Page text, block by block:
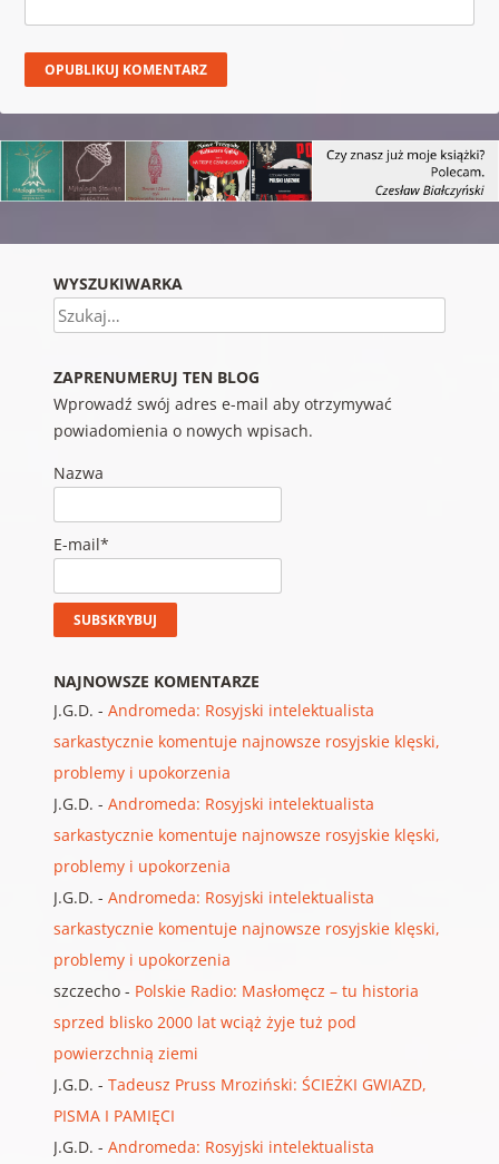
WYSZUKIWARKA
Szukaj
ZAPRENUMERUJ TEN BLOG
Wprowadź swój adres e-mail aby otrzymywać
powiadomienia o nowych wpisach.
Nazwa
E-mail*
NAJNOWSZE KOMENTARZE
J.G.D. - Andromeda: Rosyjski intelektualista
sarkastycznie komentuje najnowsze rosyjskie klęski,
problemy i upokorzenia
J.G.D. - Andromeda: Rosyjski intelektualista
sarkastycznie komentuje najnowsze rosyjskie klęski,
problemy i upokorzenia
J.G.D. - Andromeda: Rosyjski intelektualista
sarkastycznie komentuje najnowsze rosyjskie klęski,
problemy i upokorzenia
szczecho- Polskie Radio: Masłomęcz – tu historia
sprzed blisko 2000 lat wciąż żyje tuż pod
powierzchnią ziemi
J.G.D. - Tadeusz Pruss Mroziński: ŚCIEŻKI GWIAZD,
PISMA I PAMIĘCI
J.G.D. - Andromeda: Rosyjski intelektualista